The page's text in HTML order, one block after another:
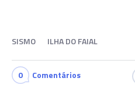
SISMO ILHA DO FAIAL
0 Comentários